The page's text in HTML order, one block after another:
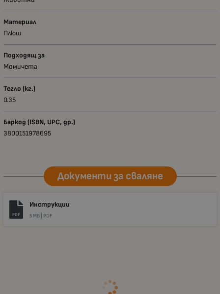
Материал
Плюш
Подходящ за
Момичета
Тегло (кг.)
0.35
Баркод (ISBN, UPC, др.)
3800151978695
Документи за сваляне
PDF
Инструкции
5 MB | PDF